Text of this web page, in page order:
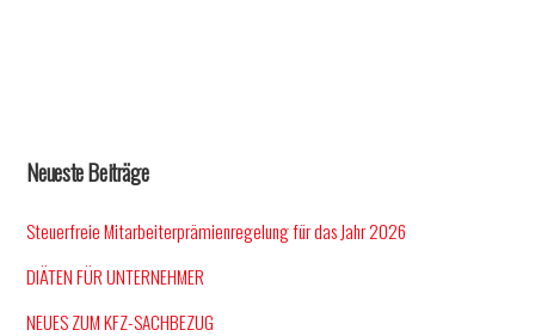
Neueste Beiträge
Steuerfreie Mitarbeiterprämienregelung für das Jahr 2026
DIÄTEN FÜR UNTERNEHMER
NEUES ZUM KFZ-SACHBEZUG